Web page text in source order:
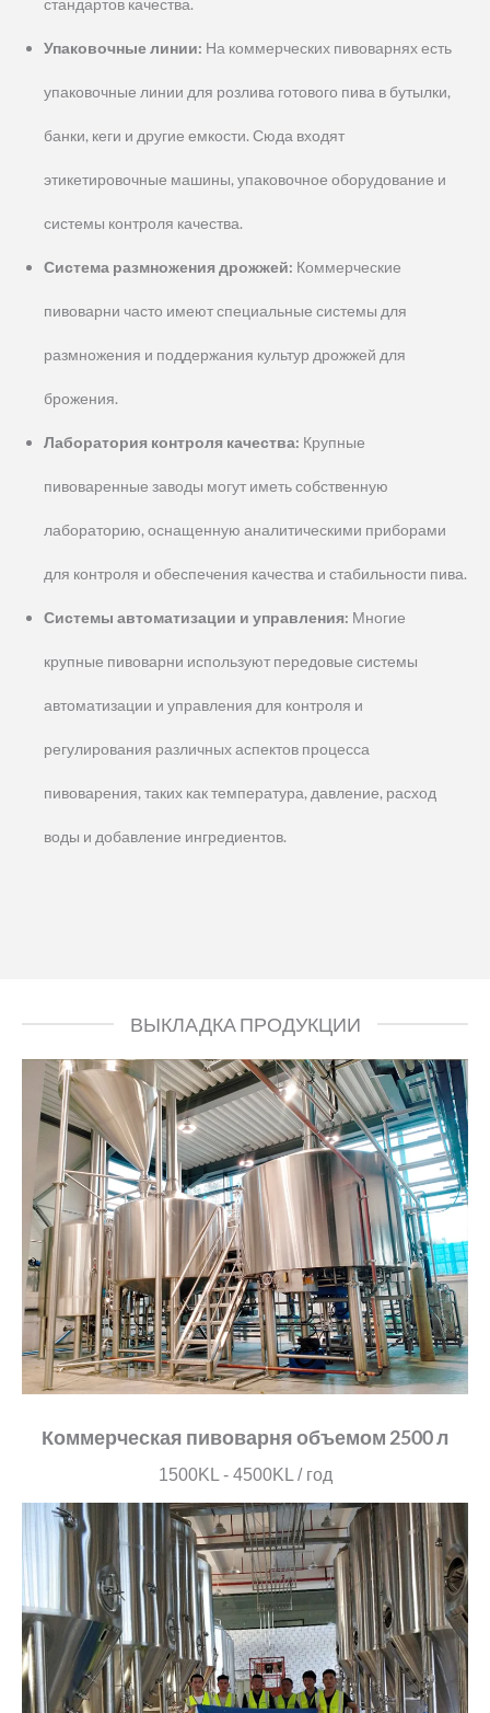
Упаковочные линии: На коммерческих пивоварнях есть
упаковочные линии для розлива готового пива в бутылки,
банки, кеги и другие емкости. Сюда входят
этикетировочные машины, упаковочное оборудование и
системы контроля качества.
Система размножения дрожжей: Коммерческие
пивоварни часто имеют специальные системы для
размножения и поддержания культур дрожжей для
брожения.
Лаборатория контроля качества: Крупные
пивоваренные заводы могут иметь собственную
лабораторию, оснащенную аналитическими приборами
для контроля и обеспечения качества и стабильности пива.
Системы автоматизации и управления: Многие
крупные пивоварни используют передовые системы
автоматизации и управления для контроля и
регулирования различных аспектов процесса
пивоварения, таких как температура, давление, расход
воды и добавление ингредиентов.
ВЫКЛАДКА ПРОДУКЦИИ
Коммерческая пивоварня объемом 2500 л
1500KL - 4500KL / год